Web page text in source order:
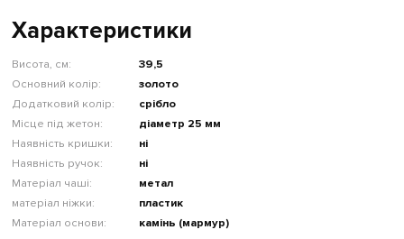
Характеристики
Висота, см:
39,5
Основний колір:
золото
Додатковий колір:
срібло
Місце під жетон:
діаметр 25 мм
Наявність кришки:
ні
Наявність ручок:
ні
Матеріал чаші:
метал
матеріал ніжки:
пластик
Матеріал основи:
камінь (мармур)